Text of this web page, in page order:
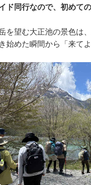
ド同行なので、初めて
を望む大正池の景色は
始めた瞬間から「来て